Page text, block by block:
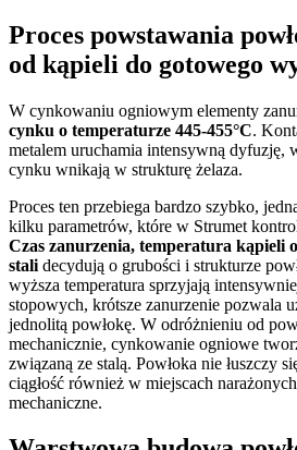
Proces powstawania
od kąpieli do gotowego
W cynkowaniu ogniowym elementy
cynku o temperaturze 445-455°C.
metalem uruchamia intensywną dyfuzję,
cynku wnikają w strukturę żelaza.
Proces ten przebiega bardzo szybko,
kilku parametrów, które w Strumet
Czas zanurzenia, temperatura kąpieli
stali decydują o grubości i strukturze
wyższa temperatura sprzyjają
stopowych, krótsze zanurzenie pozwala
jednolitą powłokę. W odróżnieniu od
mechanicznie, cynkowanie ogniowe
związaną ze stalą. Powłoka nie łuszczy
ciągłość również w miejscach
mechaniczne.